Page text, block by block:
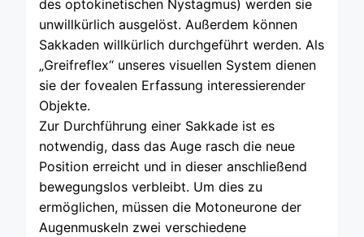
des optokinetischen Nystagmus) werden sie
unwillkürlich ausgelöst. Außerdem können
Sakkaden willkürlich durchgeführt werden. Als
„Greifreflex“ unseres visuellen System dienen
sie der fovealen Erfassung interessierender
Objekte.
Zur Durchführung einer Sakkade ist es
notwendig, dass das Auge rasch die neue
Position erreicht und in dieser anschließend
bewegungslos verbleibt. Um dies zu
ermöglichen, müssen die Motoneurone der
Augenmuskeln zwei verschiedene